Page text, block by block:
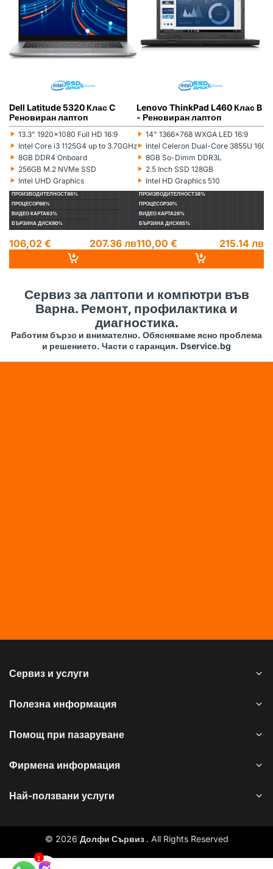
Dell Latitude 5320 Клас C
Реновиран лаптоп
‣
Монитор:
13.3" 1920x1080 Full HD 16:9
‣
Процесор:
Intel Core i3 1125G4 up to 3.70GHz 8MB
‣
Рам памет:
8GB DDR4 Onboard
‣
Хард диск:
256GB M.2 NVMe SSD
‣
Видеокарта:
Intel UHD Graphics
ПРОИЗВОДИТЕЛНОСТ86%
ПРОЦЕСОР88%
ВИДЕО КАРТА63%
БЪРЗИНА ДИСК90%
106,02 € 207.36 лв
Lenovo ThinkPad L460 Клас B
- Реновиран лаптоп
‣
Монитор:
14" 1366x768 WXGA LED 16:9
‣
Процесор:
Intel Celeron Dual-Core 3855U
‣
Рам памет:
8GB So-Dimm DDR3L
‣
Хард диск:
2.5 Inch SSD 128GB
‣
Видеокарта:
Intel HD Graphics 510
ПРОИЗВОДИТЕЛНОСТ38%
ПРОЦЕСОР30%
ВИДЕО КАРТА28%
БЪРЗИНА ДИСК65%
110,00 € 215.14 лв
Сервиз за лаптопи и компютри във
Варна. Ремонт, профилактика и
диагностика.
Работим бързо и внимателно. Обясняваме ясно проблема
и решението. Части с гаранция. Dservice.bg
Сервиз и услуги
Полезна информация
Помощ при пазаруване
Фирмена информация
Най-ползвани услуги
© 2026 Долфи Сървиз . All Rights Reserved
1